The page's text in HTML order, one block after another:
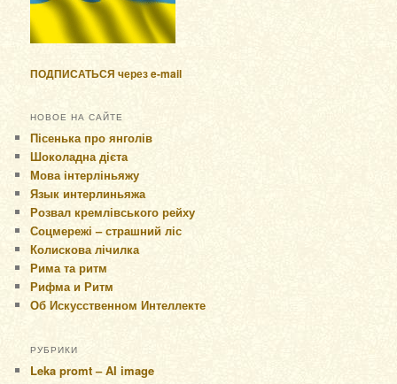
ПОДПИСАТЬСЯ через e-mail
НОВОЕ НА САЙТЕ
Пісенька про янголів
Шоколадна дієта
Мова інтерліньяжу
Язык интерлиньяжа
Розвал кремлівського рейху
Соцмережі – страшний ліс
Колискова лічилка
Рима та ритм
Рифма и Ритм
Об Искусственном Интеллекте
РУБРИКИ
Leka promt – AI image